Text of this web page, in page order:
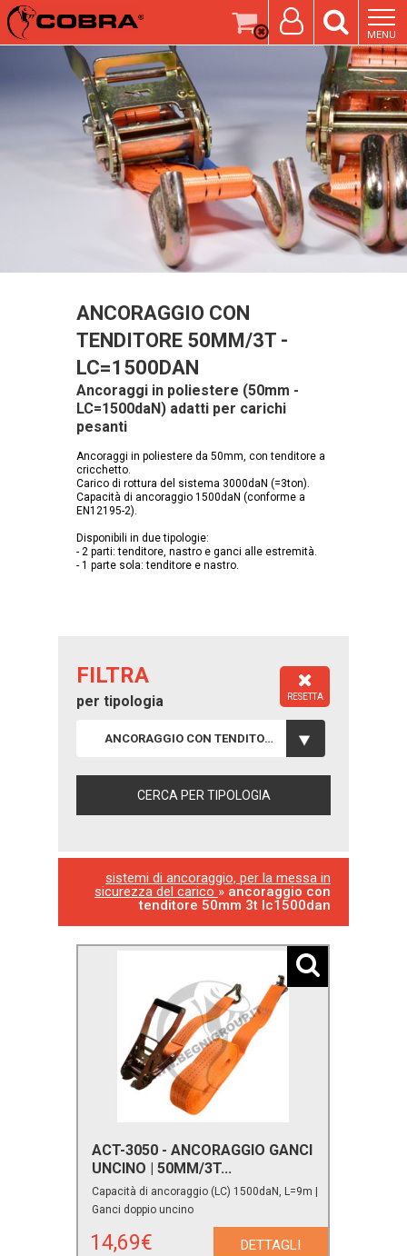
MENU
ANCORAGGIO CON
TENDITORE 50MM/3T -
LC=1500DAN
Ancoraggi in poliestere (50mm -
LC=1500daN) adatti per carichi
pesanti
Ancoraggi in poliestere da 50mm, con tenditore a
cricchetto.
Carico di rottura del sistema 3000daN (=3ton).
Capacità di ancoraggio 1500daN (conforme a
EN12195-2).
Disponibili in due tipologie:
- 2 parti: tenditore, nastro e ganci alle estremità.
- 1 parte sola: tenditore e nastro.
FILTRA
per tipologia
ANCORAGGIO CON TENDITORE 50MM/3T - LC=1500DAN
RESETTA
sistemi di ancoraggio, per la messa in
sicurezza del carico » ancoraggio con
tenditore 50mm 3t lc1500dan
ACT-3050 - ANCORAGGIO GANCI
UNCINO | 50MM/3T...
Capacità di ancoraggio (LC) 1500daN, L=9m |
Ganci doppio uncino
14,69€ DETTAGLI